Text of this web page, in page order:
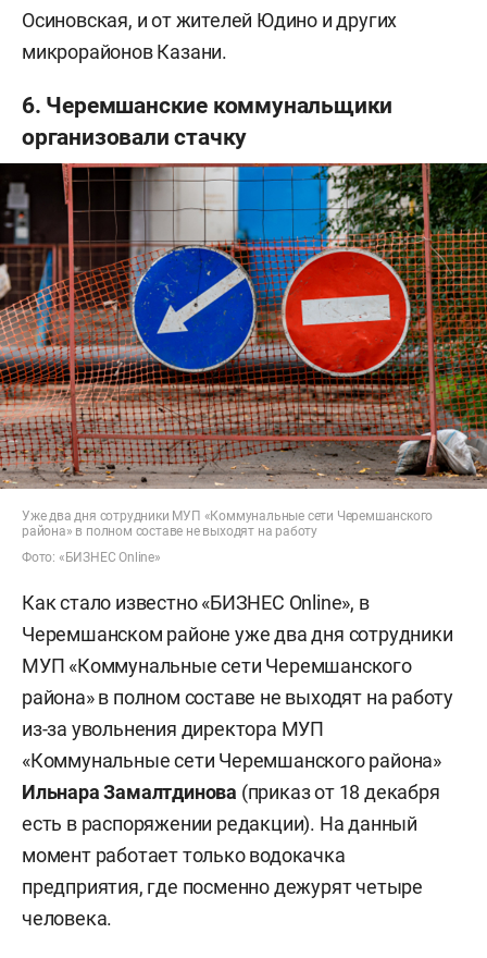
Осиновская, и от жителей Юдино и других
микрорайонов Казани.
6. Черемшанские коммунальщики
организовали стачку
Уже два дня сотрудники МУП «Коммунальные сети Черемшанского
района» в полном составе не выходят на работу
Фото: «БИЗНЕС Online»
Как стало известно «БИЗНЕС Online», в
Черемшанском районе уже два дня сотрудники
МУП «Коммунальные сети Черемшанского
района» в полном составе не выходят на работу
из-за увольнения директора МУП
«Коммунальные сети Черемшанского района»
Ильнара Замалтдинова (приказ от 18 декабря
есть в распоряжении редакции). На данный
момент работает только водокачка
предприятия, где посменно дежурят четыре
человека.